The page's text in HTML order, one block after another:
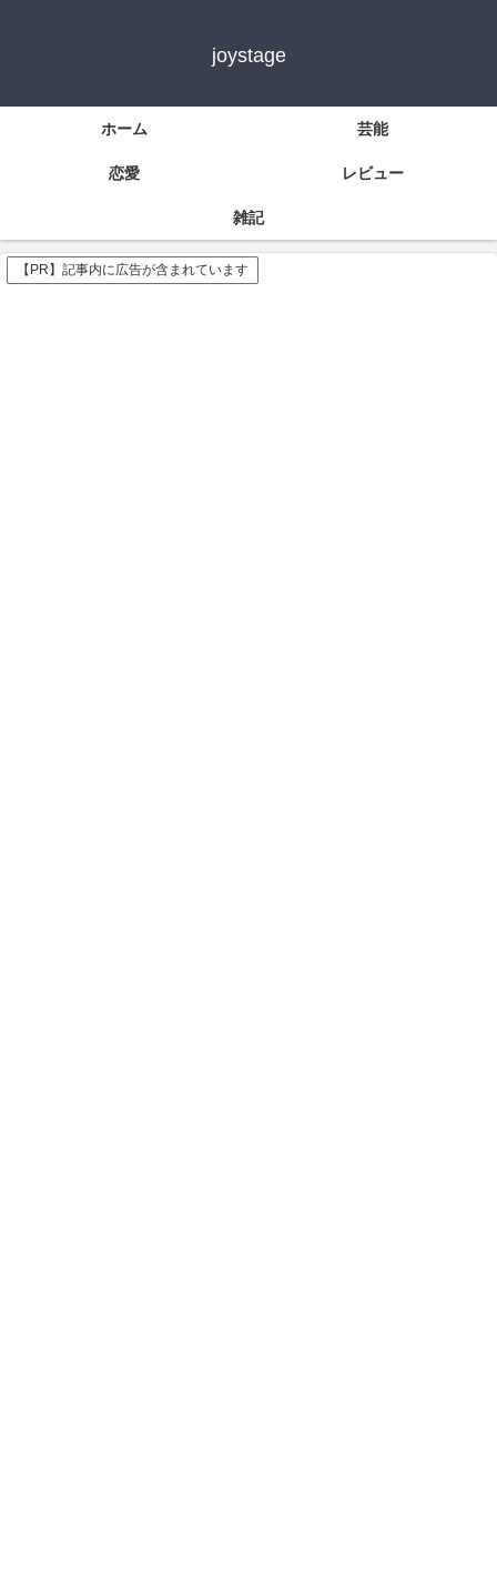
joystage
ホーム 芸能
恋愛 レビュー
雑記
【PR】記事内に広告が含まれています